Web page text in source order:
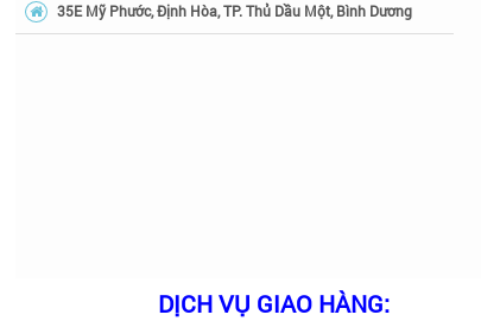
35E Mỹ Phước, Định Hòa, TP. Thủ Dầu Một, Bình Dương
DỊCH VỤ GIAO HÀNG: